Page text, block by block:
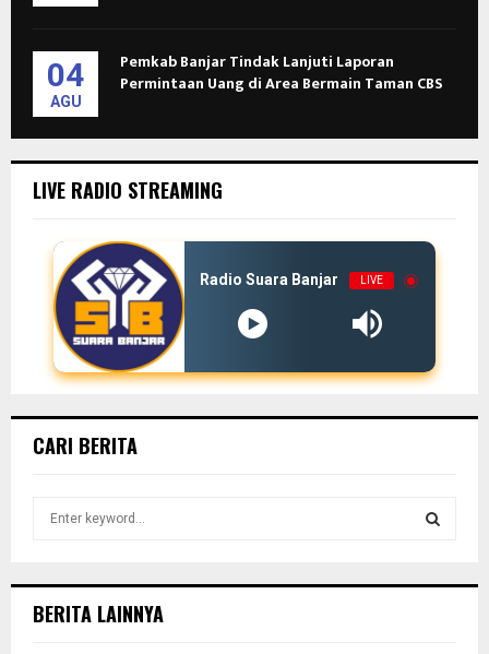
04
AGU
Pemkab Banjar Tindak Lanjuti Laporan
Permintaan Uang di Area Bermain Taman CBS
LIVE RADIO STREAMING
Radio Suara Banjar LIVE
CARI BERITA
h
BERITA LAINNYA